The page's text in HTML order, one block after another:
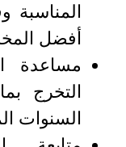
المناسبة
أفضل
مساعدة
التخرج
السنوات